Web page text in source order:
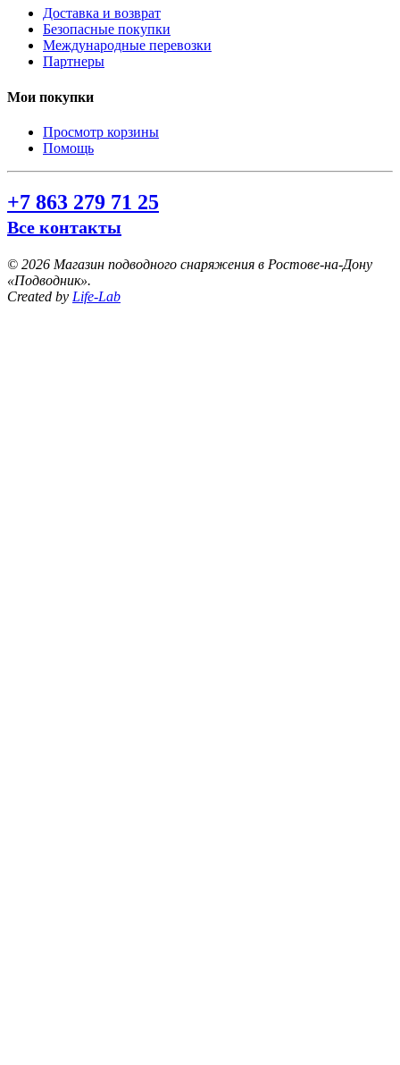
Доставка и возврат
Безопасные покупки
Международные перевозки
Партнеры
Мои покупки
Просмотр корзины
Помощь
+7 863 279 71 25
Все контакты
© 2026 Магазин подводного снаряжения в Ростове-на-Дону
«Подводник».
Created by Life-Lab